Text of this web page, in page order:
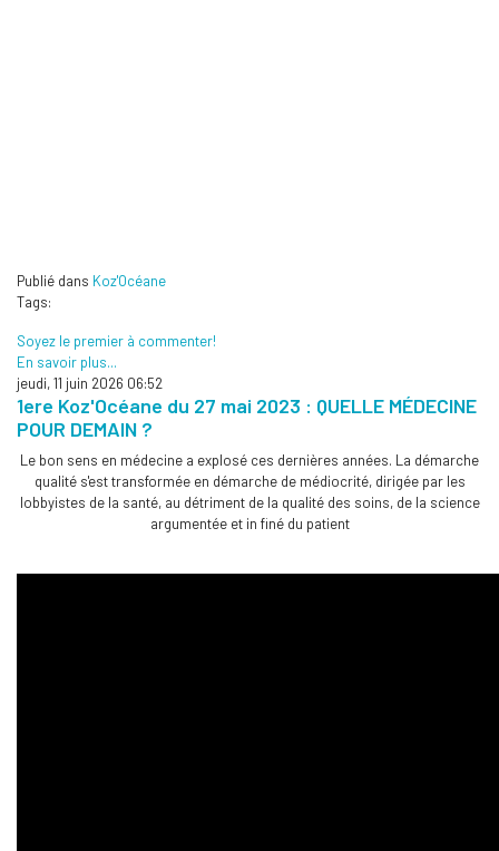
Publié dans Koz'Océane
Tags:
Soyez le premier à commenter!
En savoir plus...
jeudi, 11 juin 2026 06:52
1ere Koz'Océane du 27 mai 2023 : QUELLE MÉDECINE
POUR DEMAIN ?
Le bon sens en médecine a explosé ces dernières années. La démarche
qualité s'est transformée en démarche de médiocrité, dirigée par les
lobbyistes de la santé, au détriment de la qualité des soins, de la science
argumentée et in finé du patient